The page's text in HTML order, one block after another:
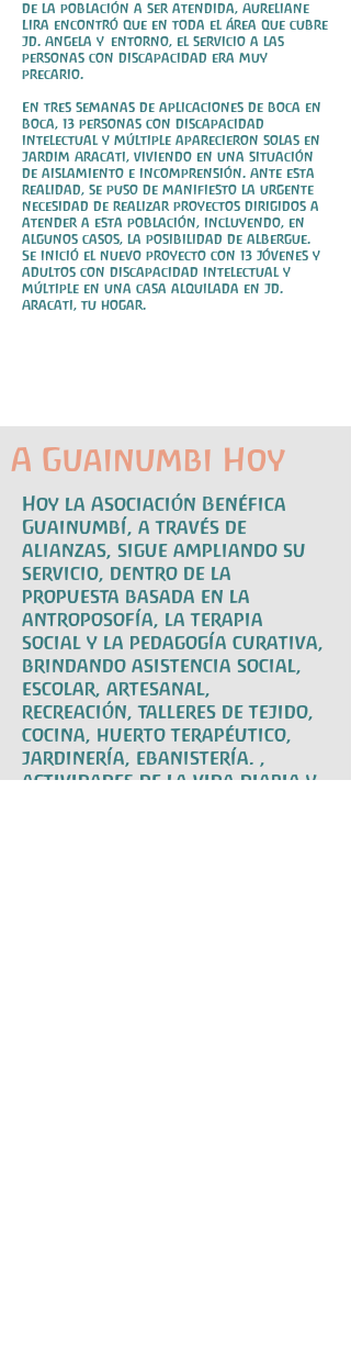
de la población a ser atendida, Aureliane
Lira encontró que en toda el área que cubre
Jd. Angela y entorno, el servicio a las
personas con discapacidad era muy
precario.
En tres semanas de aplicaciones de boca en
boca, 13 personas con discapacidad
intelectual y múltiple aparecieron solas en
Jardim Aracati, viviendo en una situación
de aislamiento e incomprensión. Ante esta
realidad, se puso de manifiesto la urgente
necesidad de realizar proyectos dirigidos a
atender a esta población, incluyendo, en
algunos casos, la posibilidad de albergue.
Se inició el nuevo proyecto con 13 jóvenes y
adultos con discapacidad intelectual y
múltiple en una casa alquilada en Jd.
Aracati, tu hogar.
A Guainumbi Hoy
Hoy la Asociación Benéfica
Guainumbí, a través de
alianzas, sigue ampliando su
servicio, dentro de la
propuesta basada en la
antroposofía, la terapia
social y la pedagogía curativa,
brindando asistencia social,
escolar, artesanal,
recreación, talleres de tejido,
cocina, huerto terapéutico,
jardinería, ebanistería. ,
actividades de la vida diaria y